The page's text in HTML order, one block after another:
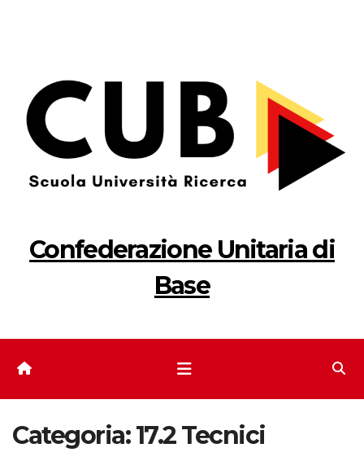
Confederazione Unitaria di
Base
Categoria:17.2 Tecnici